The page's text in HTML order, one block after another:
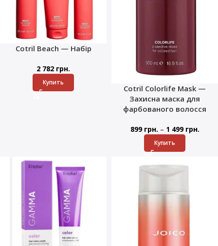
Cotril Beach — Набір
2 782 грн.
Купить
Cotril Colorlife Mask —
Захисна маска для
фарбованого волосся
899 грн. – 1 499 грн.
Купить